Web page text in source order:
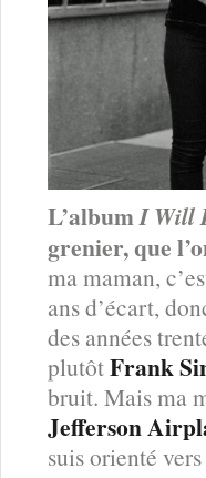
L’albumI Will
grenier, que
ma maman,
ans d’écart,
des années
plutôtFrank
bruit. Mais ma
Jefferson
suis orienté